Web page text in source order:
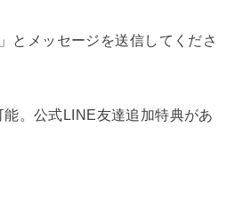
とメッセージを送信してくださ
。公式LINE友達追加特典があ